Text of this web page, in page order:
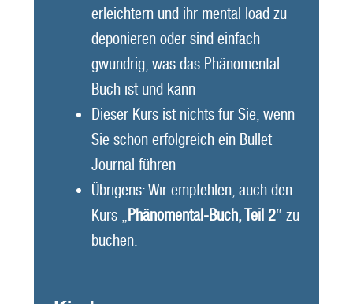
erleichtern und ihr mental load zu
deponieren oder sind einfach
gwundrig, was das Phänomental-
Buch ist und kann
Dieser Kurs ist nichts für Sie, wenn
Sie schon erfolgreich ein Bullet
Journal führen
Übrigens: Wir empfehlen, auch den
Kurs „ Phänomental-Buch, Teil 2“ zu
buchen.